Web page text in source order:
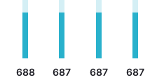
688 687 687 687